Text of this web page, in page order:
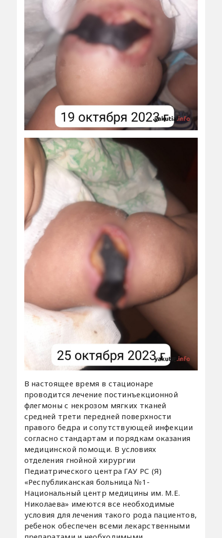
В настоящее время в стационаре
проводится лечение постинъекционной
флегмоны с некрозом мягких тканей
средней трети передней поверхности
правого бедра и сопутствующей инфекции
согласно стандартам и порядкам оказания
медицинской помощи. В условиях
отделения гнойной хирургии
Педиатрического центра ГАУ РС (Я)
«Республиканская больница №1-
Национальный центр медицины им. М.Е.
Николаева» имеются все необходимые
условия для лечения такого рода пациентов,
ребенок обеспечен всеми лекарственными